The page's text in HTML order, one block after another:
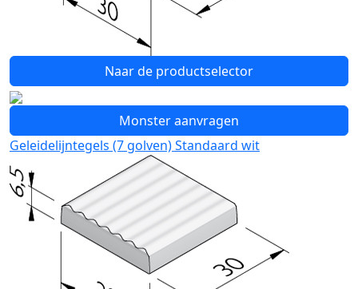
Naar de productselector
Monster aanvragen
Geleidelijntegels (7 golven) Standaard wit